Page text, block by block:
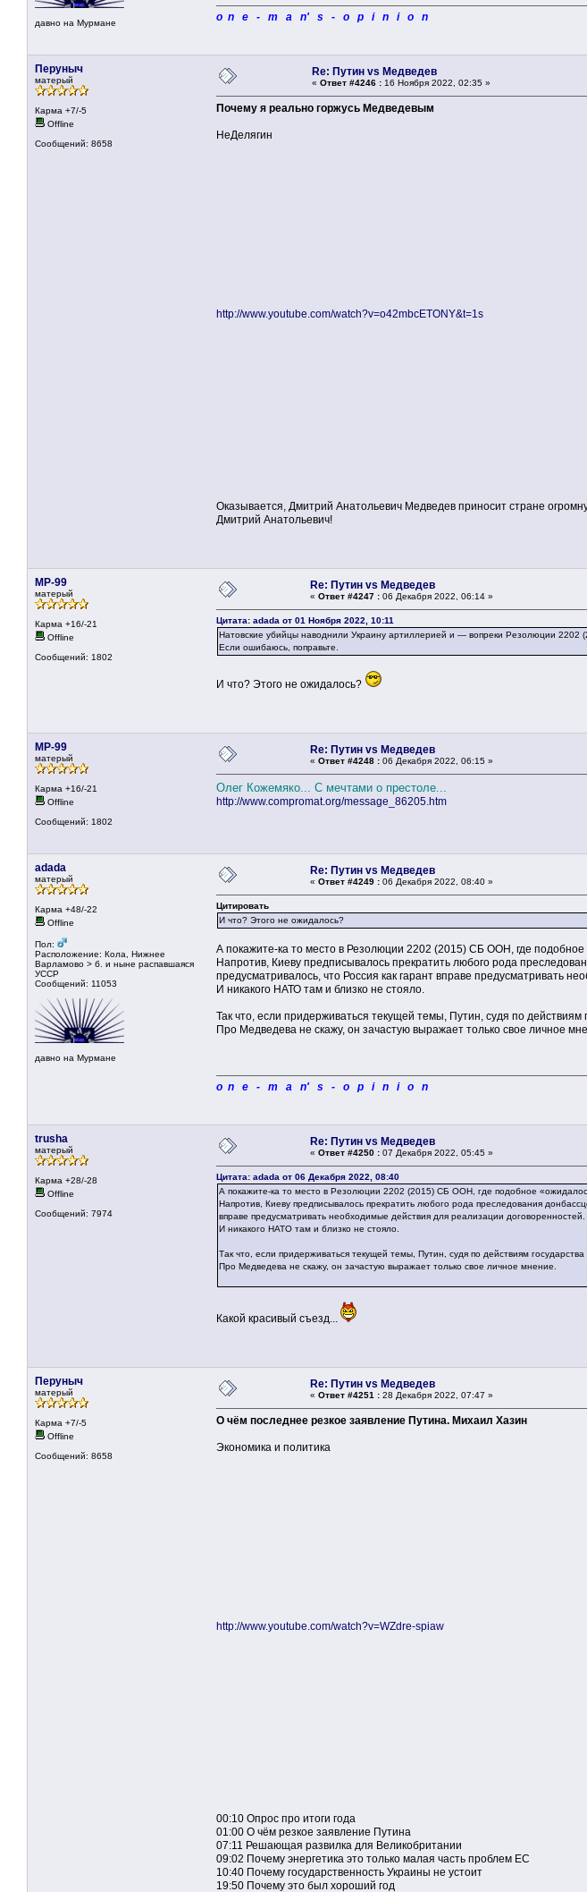
давно на Мурмане o n e - m a n' s - o p i n i o n
Перуныч
матерый
Карма +7/-5
Offline
Сообщений: 8658
Re: Путин vs Медведев
« Ответ #4246 : 16 Ноября 2022, 02:35 »
Почему я реально горжусь Медведевым
НеДелягин
http://www.youtube.com/watch?v=o42mbcETONY&t=1s
Оказывается, Дмитрий Анатольевич Медведев приносит стране
Дмитрий Анатольевич!
MP-99
матерый
Карма +16/-21
Offline
Сообщений: 1802
Re: Путин vs Медведев
« Ответ #4247 : 06 Декабря 2022, 06:14 »
Цитата: adada от 01 Ноября 2022, 10:11
Натовские убийцы наводнили Украину артиллерией и — вопреки Резолюции
Если ошибаюсь, поправьте.
И что? Этого не ожидалось?
MP-99
матерый
Карма +16/-21
Offline
Сообщений: 1802
Re: Путин vs Медведев
« Ответ #4248 : 06 Декабря 2022, 06:15 »
Олег Кожемяко... С мечтами о престоле...
http://www.compromat.org/message_86205.htm
adada
матерый
Карма +48/-22
Offline
Пол:
Расположение: Кола, Нижнее
Варламово > б. и ныне распавшаяся
УССР
Сообщений: 11053
давно на Мурмане
Re: Путин vs Медведев
« Ответ #4249 : 06 Декабря 2022, 08:40 »
Цитировать
И что? Этого не ожидалось?
А покажите-ка то место в Резолюции 2202 (2015) СБ ООН, где
Напротив, Киеву предписывалось прекратить любого рода
предусматривалось, что Россия как гарант вправе предусматривать
И никакого НАТО там и близко не стояло.
Так что, если придерживаться текущей темы, Путин, судя по
Про Медведева не скажу, он зачастую выражает только свое личное
o n e - m a n' s - o p i n i o n
trusha
матерый
Карма +28/-28
Offline
Сообщений: 7974
Re: Путин vs Медведев
« Ответ #4250 : 07 Декабря 2022, 05:45 »
Цитата: adada от 06 Декабря 2022, 08:40
А покажите-ка то место в Резолюции 2202 (2015) СБ ООН, где подобное
Напротив, Киеву предписывалось прекратить любого рода преследования
вправе предусматривать необходимые действия для реализации договоренностей.
И никакого НАТО там и близко не стояло.
Так что, если придерживаться текущей темы, Путин, судя по действиям
Про Медведева не скажу, он зачастую выражает только свое личное мнение.
Какой красивый съезд...
Перуныч
матерый
Карма +7/-5
Offline
Сообщений: 8658
Re: Путин vs Медведев
« Ответ #4251 : 28 Декабря 2022, 07:47 »
О чём последнее резкое заявление Путина. Михаил Хазин
Экономика и политика
http://www.youtube.com/watch?v=WZdre-spiaw
00:10 Опрос про итоги года
01:00 О чём резкое заявление Путина
07:11 Решающая развилка для Великобритании
09:02 Почему энергетика это только малая часть проблем ЕС
10:40 Почему государственность Украины не устоит
19:50 Почему это был хороший год